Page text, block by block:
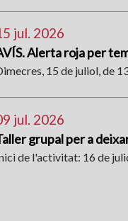
jul. 2026
Alerta roja per
15 de juliol, de
jul. 2026
grupal per a
de l'activitat: 16 de